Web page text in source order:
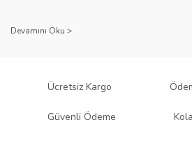
sağlıyor.
Engo ekran koruyucuları
, uzun yıllara
ürününü titiz bir kalite kontrol sürecinden
Ücretsiz Kargo
Güvenli Ödeme